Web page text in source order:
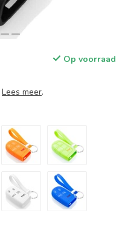
Op voorraad
Lees meer.